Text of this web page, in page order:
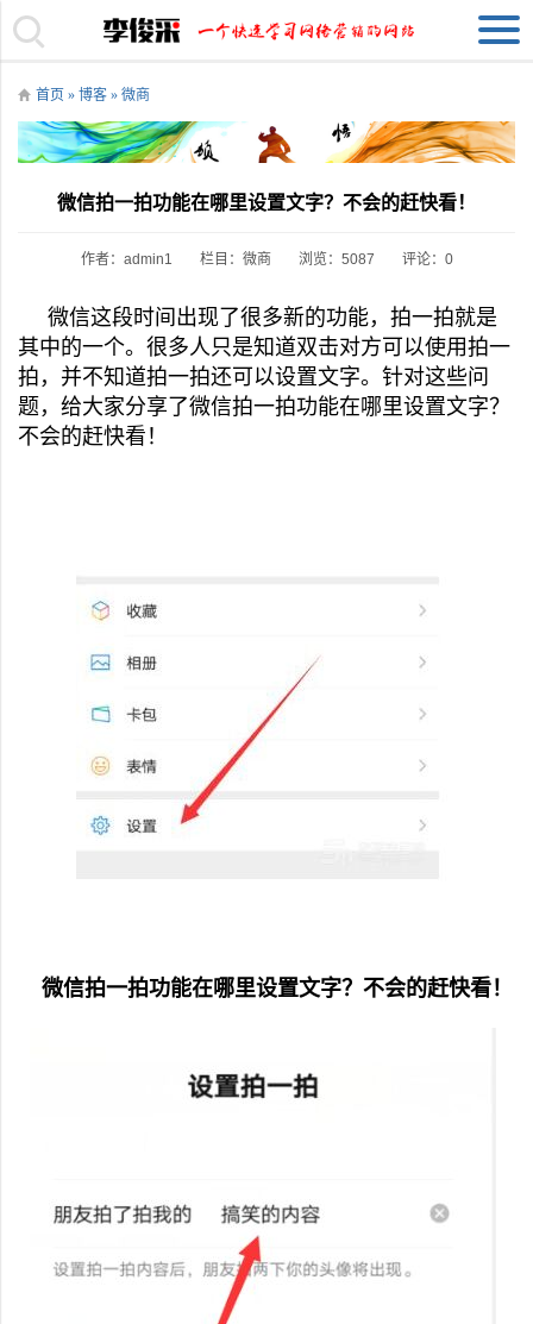
首页 » 博客 » 微商
微信拍一拍功能在哪里设置文字？不会的赶快看！
作者：admin1 栏目： 微商 浏览：5087 评论：0
微信这段时间出现了很多新的功能，拍一拍就是
其中的一个。很多人只是知道双击对方可以使用拍一
拍，并不知道拍一拍还可以设置文字。针对这些问
题，给大家分享了微信拍一拍功能在哪里设置文字？
不会的赶快看！
微信拍一拍功能在哪里设置文字？不会的赶快看！